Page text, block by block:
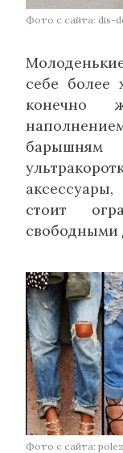
Фото с сайта: dis-
себе более
конечно
барышням
стоит
свободными
Фото с сайта: